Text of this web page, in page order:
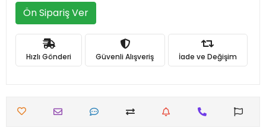
Ön Sipariş Ver
Hızlı Gönderi Güvenli Alışveriş İade ve Değişim